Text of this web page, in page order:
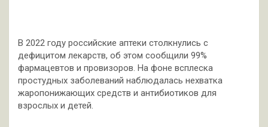
В 2022 году российские аптеки столкнулись с
дефицитом лекарств, об этом сообщили 99%
фармацевтов и провизоров. На фоне всплеска
простудных заболеваний наблюдалась нехватка
жаропонижающих средств и антибиотиков для
взрослых и детей.